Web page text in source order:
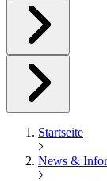
Startseite
News &